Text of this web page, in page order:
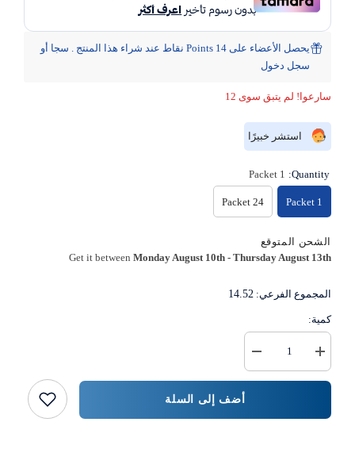
يحصل الأعضاء على 14 Points نقاط عند شراء هذا المنتج . سجا أو
سجل دخول
سارعوا! لم يتبق سوى 12
استشر خبيرًا
Quantity:
1 Packet
1 Packet
24 Packet
الشحن المتوقع
Get it betweenMonday August 10th -Thursday August 13th
المجموع الفرعي: 14.52
كمية:
كمية
{{
المنتج
زيادة
كمية
كوب
أضف إلى السلة